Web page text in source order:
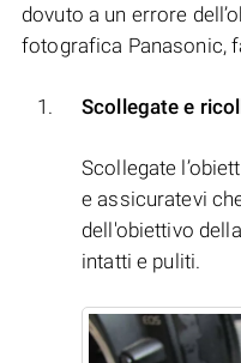
dovuto a un errore
fotografica Panasonic,
Scollegate e
Scollegate
e assicuratevi
dell'obiettivo
intatti e puliti.